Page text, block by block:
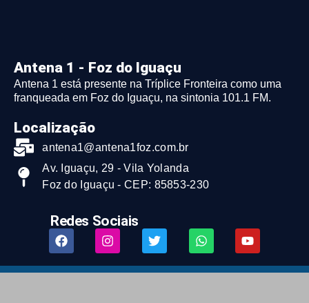
Antena 1 - Foz do Iguaçu
Antena 1 está presente na Tríplice Fronteira como uma
franqueada em Foz do Iguaçu, na sintonia 101.1 FM.
Localização
antena1@antena1foz.com.br
Av. Iguaçu, 29 - Vila Yolanda
Foz do Iguaçu - CEP: 85853-230
Redes Sociais